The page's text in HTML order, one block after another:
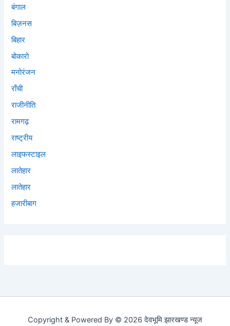
बंगाल
बिज़नस
बिहार
बोकारो
मनोरंजन
राँची
राजीनीति
रामगढ़
राष्ट्रीय
लाइफस्टाइल
लातेहार
लातेहार
हजारीबाग
Copyright & Powered By © 2026 देवभूमि झारखण्ड न्यूज